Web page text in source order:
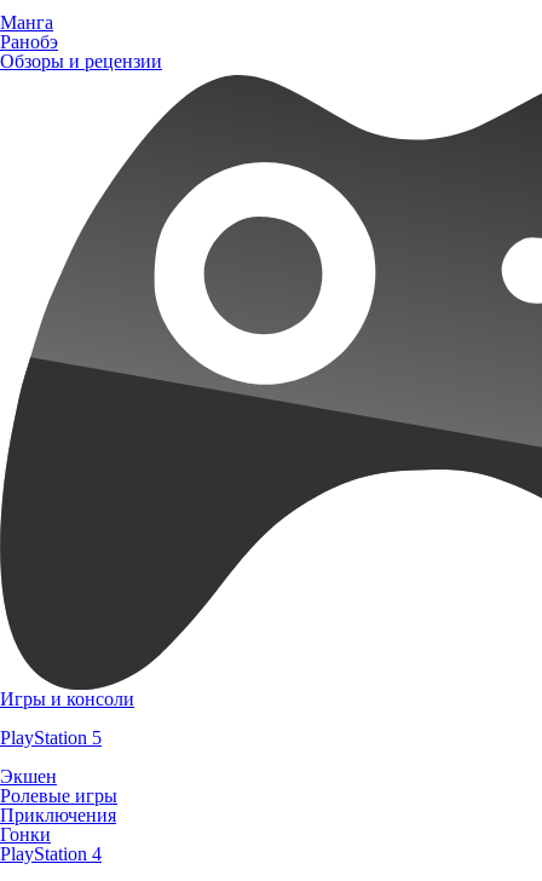
Манга
Ранобэ
Обзоры и рецензии
Игры и консоли
PlayStation 5
Экшен
Ролевые игры
Приключения
Гонки
PlayStation 4